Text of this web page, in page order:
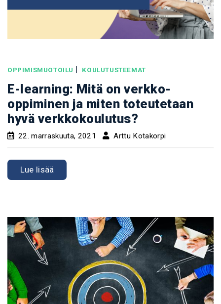
OPPIMISMUOTOILU | KOULUTUSTEEMAT
E-learning: Mitä on verkko-
oppiminen ja miten toteutetaan
hyvä verkkokoulutus?
22. marraskuuta, 2021 Arttu Kotakorpi
Lue lisää